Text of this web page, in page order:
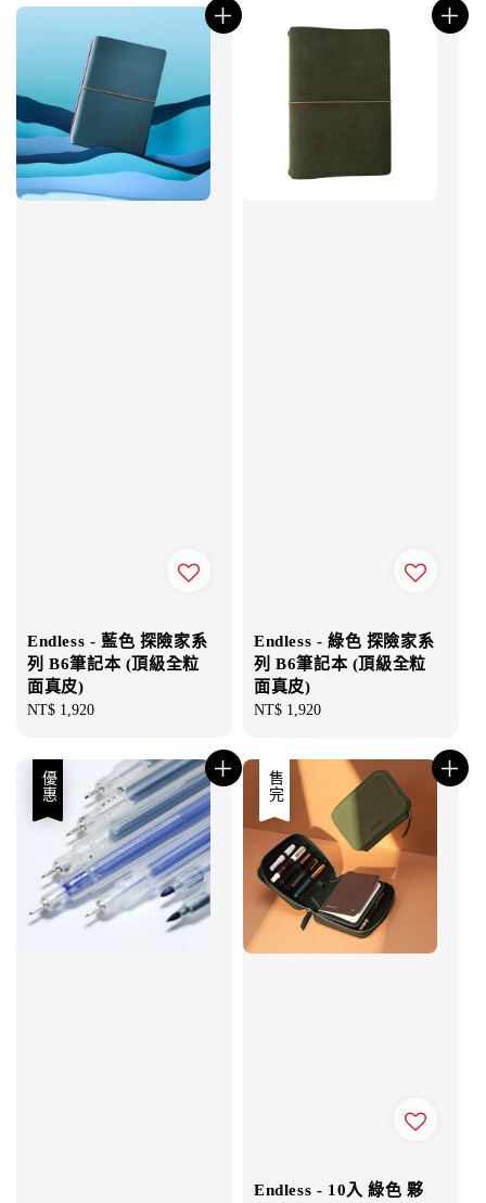
Endless - 藍色 探險家系
列 B6筆記本 (頂級全粒
面真皮)
Regular
NT$ 1,920
Endless - 綠色 探險家系
列 B6筆記本 (頂級全粒
面真皮)
Regular
NT$ 1,920
優惠 售完
Endless - 10入 綠色 夥